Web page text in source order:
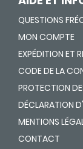
QUESTIONS
MON COMPTE
EXPÉDITION ET
CODE DE LA
PROTECTION
DÉCLARATION
MENTIONS
CONTACT